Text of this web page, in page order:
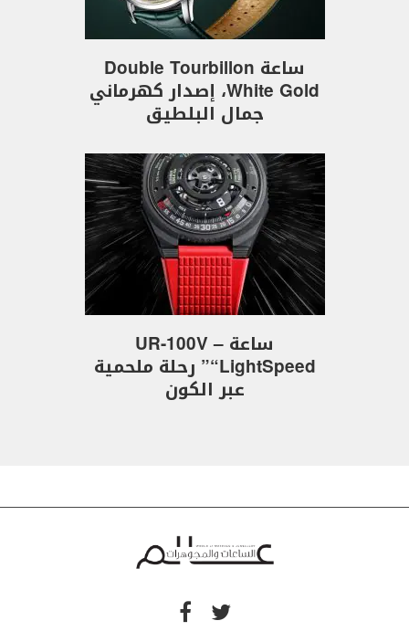
ساعة Double Tourbillon
White Gold، إصدار كهرماني
جمال البلطيق
ساعة UR-100V –
“LightSpeed” رحلة ملحمية
عبر الكون